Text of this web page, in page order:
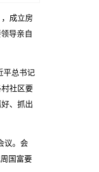
成立房
导亲自
平总书记
社区要
、抓出
议。会
国富要